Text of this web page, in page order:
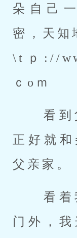
朵自己
密，天知
\tｐ://
ｃoｍ
正好就
父亲家。
看着
门外，